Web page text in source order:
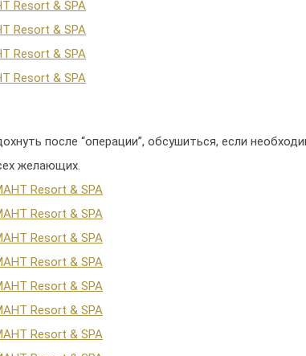
после “операции”, обсушиться, если
желающих.